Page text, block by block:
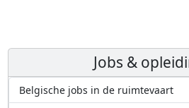
Jobs &
Belgische jobs in de ruimtevaart